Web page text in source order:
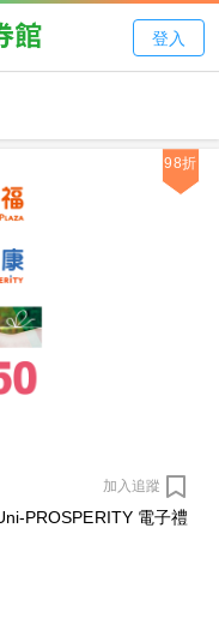
登入
98折
加入追蹤
PROSPERITY 電子禮